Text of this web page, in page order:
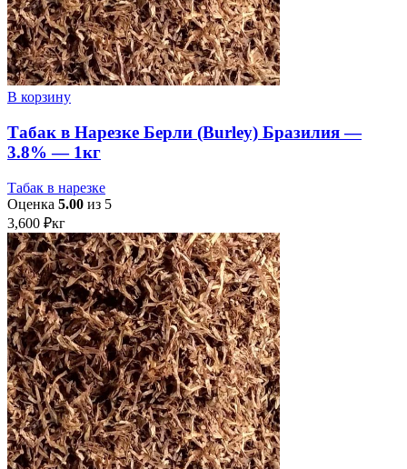
В корзину
Табак в Нарезке Берли (Burley) Бразилия —
3.8% — 1кг
Табак в нарезке
Оценка 5.00 из 5
3,600 ₽кг